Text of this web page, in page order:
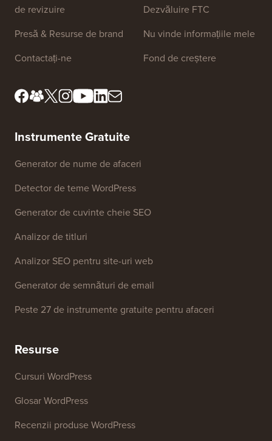
de revizuire
Presă & Resurse de brand
Contactați-ne
Dezvăluire FTC
Nu vinde informațiile mele
Fond de creștere
Instrumente Gratuite
Generator de nume de afaceri
Detector de teme WordPress
Generator de cuvinte cheie SEO
Analizor de titluri
Analizor SEO pentru site-uri web
Generator de semnături de email
Peste 27 de instrumente gratuite pentru afaceri
Resurse
Cursuri WordPress
Glosar WordPress
Recenzii produse WordPress